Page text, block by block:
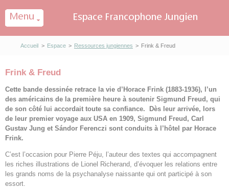
Accueil > Espace > Ressources jungiennes > Frink & Freud
Frink & Freud
Cette bande dessinée retrace la vie d’Horace Frink (1883-1936), l’un
des américains de la première heure à soutenir Sigmund Freud, qui
de son côté lui accordait toute sa confiance. Dès leur arrivée, lors
de leur premier voyage aux USA en 1909, Sigmund Freud, Carl
Gustav Jung et Sándor Ferenczi sont conduits à l’hôtel par Horace
Frink.
C’est l’occasion pour Pierre Péju, l’auteur des textes qui accompagnent
les riches illustrations de Lionel Richerand, d’évoquer les relations entre
les grands noms de la psychanalyse naissante qui ont participé à son
essort.